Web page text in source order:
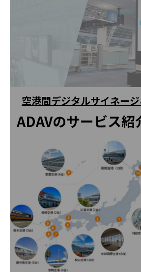
空港間デジタルサイネー
ADAVのサービス紹